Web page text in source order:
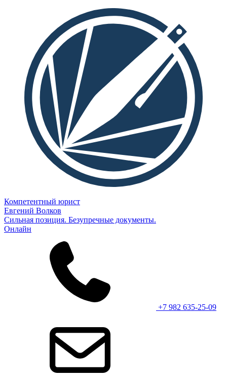
Компетентный юрист
Евгений Волков
Сильная позиция. Безупречные документы.
Онлайн
+7 982 635-25-09